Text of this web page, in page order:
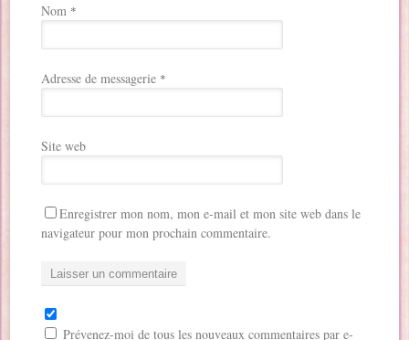
Nom *
Adresse de messagerie *
Site web
Enregistrer mon nom, mon e-mail et mon site web dans le
navigateur pour mon prochain commentaire.
Prévenez-moi de tous les nouveaux commentaires par e-